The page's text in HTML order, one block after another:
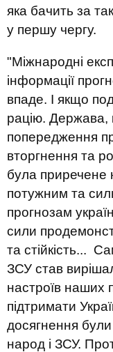
яка бачить за
у першу чергу.
"Міжнародні
інформації
впаде. І якщо
рацію. Держава,
попередження
вторгнення та
була приречене
потужним та
прогнозам
сили
та стійкість...
ЗСУ став
настроїв наших
підтримати
досягнення
народ і ЗСУ.